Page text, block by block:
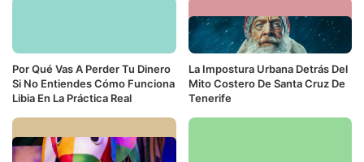
Por Qué Vas A Perder Tu Dinero
Si No Entiendes Cómo Funciona
Libia En La Práctica Real
La Impostura Urbana Detrás Del
Mito Costero De Santa Cruz De
Tenerife